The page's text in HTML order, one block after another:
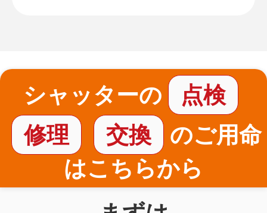
シャッターの
点検
修理
交換
のご用命
はこちらから